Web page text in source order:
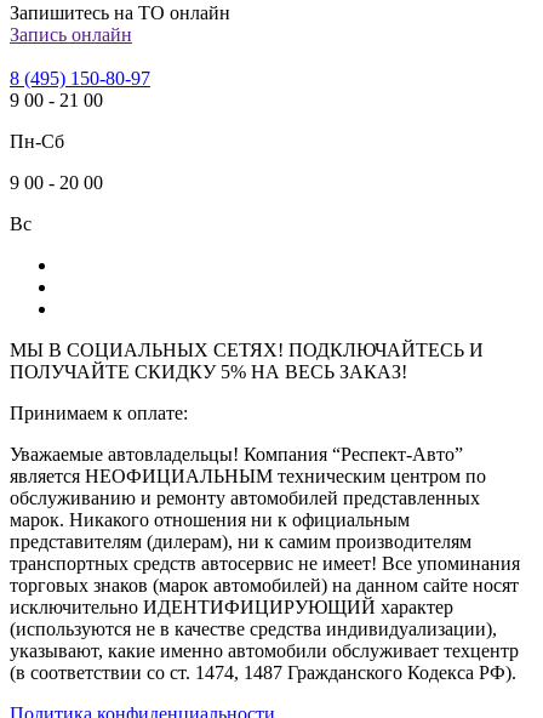
Запишитесь на ТО онлайн
Запись онлайн
8 (495) 150-80-97
9 00 - 21 00
Пн-Сб
9 00 - 20 00
Вс
МЫ В СОЦИАЛЬНЫХ СЕТЯХ! ПОДКЛЮЧАЙТЕСЬ И
ПОЛУЧАЙТЕ СКИДКУ 5% НА ВЕСЬ ЗАКАЗ!
Принимаем к оплате:
Уважаемые автовладельцы! Компания “Респект-Авто”
является НЕОФИЦИАЛЬНЫМ техническим центром по
обслуживанию и ремонту автомобилей представленных
марок. Никакого отношения ни к официальным
представителям (дилерам), ни к самим производителям
транспортных средств автосервис не имеет! Все упоминания
торговых знаков (марок автомобилей) на данном сайте носят
исключительно ИДЕНТИФИЦИРУЮЩИЙ характер
(используются не в качестве средства индивидуализации),
указывают, какие именно автомобили обслуживает техцентр
(в соответствии со ст. 1474, 1487 Гражданского Кодекса РФ).
Политика конфиденциальности